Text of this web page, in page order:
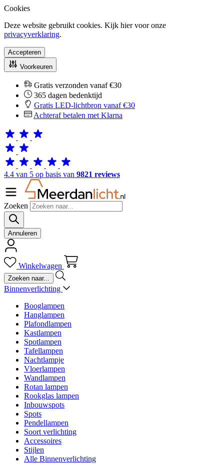
Cookies
Deze website gebruikt cookies. Kijk hier voor onze
privacyverklaring.
Accepteren
Voorkeuren
Gratis verzonden vanaf €30
365 dagen bedenktijd
Gratis LED-lichtbron vanaf €30
Achteraf betalen met Klarna
4.4 van 5 op basis van 9821 reviews
Zoeken
Annuleren
Winkelwagen
Binnenverlichting
Booglampen
Hanglampen
Plafondlampen
Kastlampen
Spotlampen
Tafellampen
Nachtlampje
Vloerlampen
Wandlampen
Rotan lampen
Rookglas lampen
Inbouwspots
Spots
Pendellampen
Soort verlichting
Accessoires
Stijlen
Alle Binnenverlichting